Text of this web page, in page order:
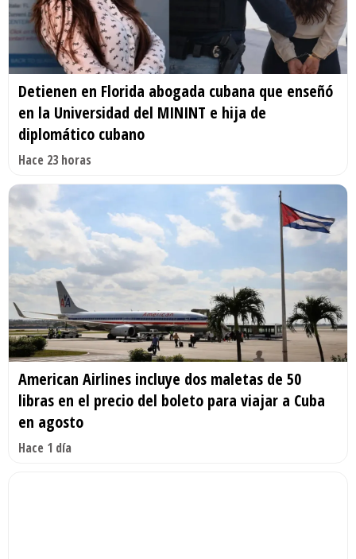
Detienen en Florida abogada cubana que enseñó
en la Universidad del MININT e hija de
diplomático cubano
Hace 23 horas
American Airlines incluye dos maletas de 50
libras en el precio del boleto para viajar a Cuba
en agosto
Hace 1 día